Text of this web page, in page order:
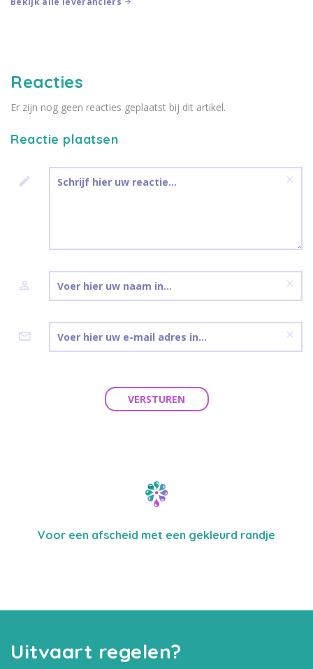
Reacties
Er zijn nog geen reacties geplaatst bij dit artikel.
Reactie plaatsen
VERSTUREN
Voor een afscheid met een gekleurd randje
Uitvaart regelen?